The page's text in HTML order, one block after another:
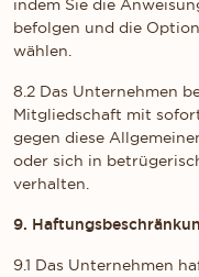
indem Sie die
befolgen und die
wählen.
8.2 Das Unternehmen
Mitgliedschaft mit
gegen diese
oder sich in
verhalten.
9.
9.1 Das Unternehmen